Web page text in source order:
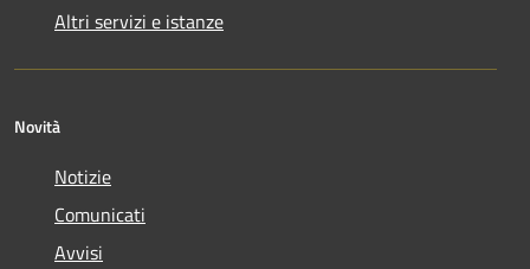
Altri servizi e istanze
Novità
Notizie
Comunicati
Avvisi